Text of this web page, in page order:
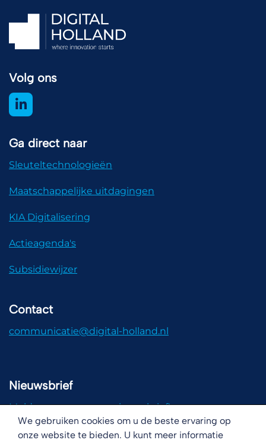
We gebruiken cookies om u de beste ervaring op
onze website te bieden. U kunt meer informatie
Volg ons
Ga direct naar
Sleuteltechnologieën
Maatschappelijke uitdagingen
KIA Digitalisering
Actieagenda's
Subsidiewijzer
Contact
communicatie@digital-holland.nl
Nieuwsbrief
Meld u aan voor onze nieuwsbrief!